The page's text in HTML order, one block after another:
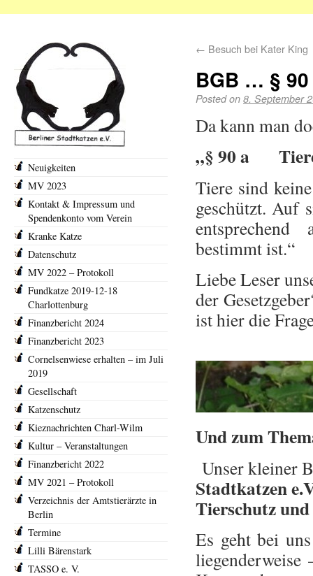
← Besuch bei Kater King
BGB … §
Posted on 8. September
Da kann man
„§ 90 a
Tiere sind
geschützt. Auf
entsprechend
bestimmt
Liebe Leser
der
ist hier die
Und zum
Unser kleiner
Stadtkatzen
Tierschutz
Es geht bei
Neuigkeiten
MV 2023
Kontakt & Impressum und
Spendenkonto vom Verein
Kranke Katze
Datenschutz
MV 2022 – Protokoll
Fundkatze 2019-12-18
Charlottenburg
Finanzbericht 2024
Finanzbericht 2023
Cornelsenwiese erhalten – im Juli
2019
Gesellschaft
Katzenschutz
Kieznachrichten Charl-Wilm
Kultur – Veranstaltungen
Finanzbericht 2022
MV 2021 – Protokoll
Verzeichnis der Amtstierärzte in
Berlin
Termine
Lilli Bärenstark
TASSO e. V.